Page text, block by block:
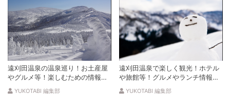
駐車場 無料
電話番号 0224872188
※ 掲載情報は変更になる場合があります。最新の内容はご利用前にご自身でお
問合せください。
※ 料金情報は税込・税抜表記が混ざっております。正しい金額はご利用前にご
自身でお問合せください。
遠刈田温泉の温泉巡り！お土産屋
やグルメ等！楽しむための情報満
載！
YUKOTABI 編集部
遠刈田温泉で楽しく観光！ホテル
や旅館等！グルメやランチ情報も
盛沢山！
YUKOTABI 編集部